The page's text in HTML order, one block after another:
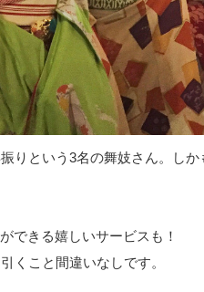
りという3名の舞妓さん。し
できる嬉しいサービスも！
くこと間違いなしです。